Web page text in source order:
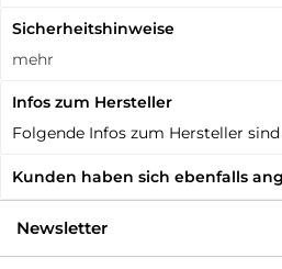
Sicherheitshinweise
mehr
Infos zum Hersteller
Folgende Infos zum Hersteller sind
Kunden haben sich ebenfalls
Newsletter